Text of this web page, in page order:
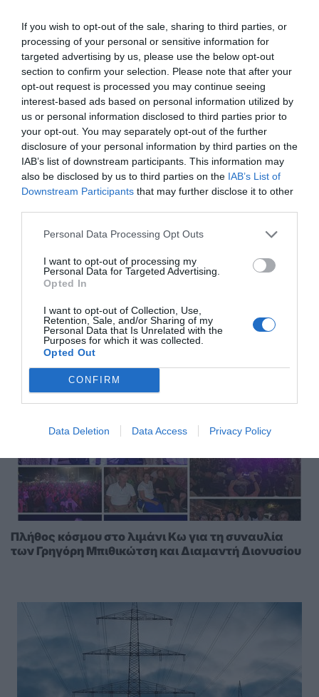
If you wish to opt-out of the sale, sharing to third parties, or
processing of your personal or sensitive information for
targeted advertising by us, please use the below opt-out
section to confirm your selection. Please note that after your
opt-out request is processed you may continue seeing
interest-based ads based on personal information utilized by
us or personal information disclosed to third parties prior to
your opt-out. You may separately opt-out of the further
disclosure of your personal information by third parties on the
IAB’s list of downstream participants. This information may
also be disclosed by us to third parties on the IAB’s List of
Downstream Participants that may further disclose it to other
Personal Data Processing Opt Outs
I want to opt-out of processing my
Personal Data for Targeted Advertising.
Opted In
I want to opt-out of Collection, Use,
Retention, Sale, and/or Sharing of my
Personal Data that Is Unrelated with the
Purposes for which it was collected.
Opted Out
CONFIRM
Data Deletion Data Access Privacy Policy
ΤΙΤΛΟΣ
ΣΧΟΛΙΟ
Αποστολή
ΣΑΣ ΠΡΟΤΕΙΝΟΥΜΕ ΑΚΟΜΗ
Πλήθος κόσμου στο λιμάνι Κω για τη συναυλία
των Γρηγόρη Μπιθικώτση και Διαμαντή Διονυσίου